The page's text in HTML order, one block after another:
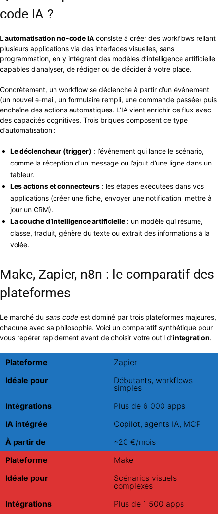
code IA ?
L’automatisation no-code IA consiste à créer des workflows reliant
plusieurs applications via des interfaces visuelles, sans
programmation, en y intégrant des modèles d’intelligence artificielle
capables d’analyser, de rédiger ou de décider à votre place.
Concrètement, un workflow se déclenche à partir d’un événement
(un nouvel e-mail, un formulaire rempli, une commande passée) puis
enchaîne des actions automatiques. L’IA vient enrichir ce flux avec
des capacités cognitives. Trois briques composent ce type
d’automatisation :
Le déclencheur (trigger) : l’événement qui lance le scénario,
comme la réception d’un message ou l’ajout d’une ligne dans un
tableur.
Les actions et connecteurs : les étapes exécutées dans vos
applications (créer une fiche, envoyer une notification, mettre à
jour un CRM).
La couche d’intelligence artificielle : un modèle qui résume,
classe, traduit, génère du texte ou extrait des informations à la
volée.
Make, Zapier, n8n : le comparatif des
plateformes
Le marché du sans code est dominé par trois plateformes majeures,
chacune avec sa philosophie. Voici un comparatif synthétique pour
vous repérer rapidement avant de choisir votre outil d’integration.
Plateforme
Zapier
Idéale pour
Débutants, workflows
simples
Intégrations
Plus de 6 000 apps
IA intégrée
Copilot, agents IA, MCP
À partir de
~20 €/mois
Plateforme
Make
Idéale pour
Scénarios visuels
complexes
Intégrations
Plus de 1 500 apps